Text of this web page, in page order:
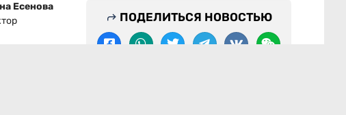
Есенова
ПОДЕЛИТЬСЯ НОВОСТЬЮ